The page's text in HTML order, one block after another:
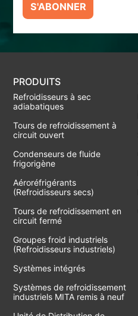
S'ABONNER
PRODUITS
Refroidisseurs à sec
adiabatiques
Tours de refroidissement à
circuit ouvert
Condenseurs de fluide
frigorigène
Aéroréfrigérants
(Refroidisseurs secs)
Tours de refroidissement en
circuit fermé
Groupes froid industriels
(Refroidisseurs industriels)
Systèmes intégrés
Systèmes de refroidissement
industriels MITA remis à neuf